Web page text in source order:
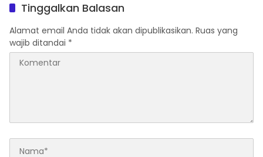
Tinggalkan Balasan
Alamat email Anda tidak akan dipublikasikan. Ruas yang
wajib ditandai *